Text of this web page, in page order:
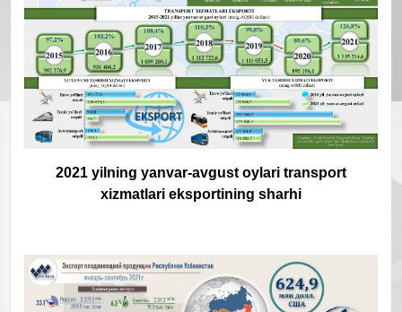
2021 yilning yanvar-avgust oylari transport
xizmatlari eksportining sharhi